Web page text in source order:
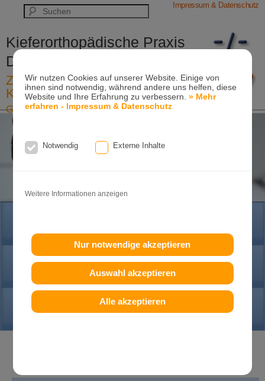
Wir nutzen Cookies auf unserer Website. Einige von
ihnen sind notwendig, während andere uns helfen, diese
Website und Ihre Erfahrung zu verbessern.» Mehr
erfahren - Impressum & Datenschutz
Notwendig Externe Inhalte
Weitere Informationen anzeigen
Nur notwendige akzeptieren
Auswahl akzeptieren
Alle akzeptieren
Impressum & Datenschutz
Kieferorthopädische Praxis
Dr. Konik & Kollegen
Zahn- und Kieferregulierungen für
Kinder und Erwachsene
Ganzheitliche-Kieferorthopädie
Erwachsenen-Kieferorthopädie
Tel. +49
PRAXIS
KONTAKT